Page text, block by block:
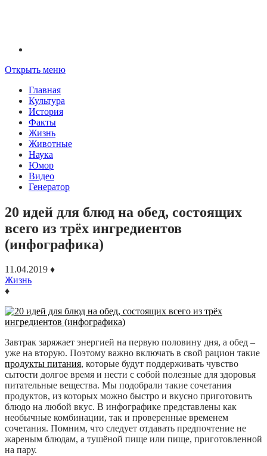
Открыть меню
Главная
Культура
История
Факты
Жизнь
Животные
Наука
Юмор
Видео
Генератор
20 идей для блюд на обед, состоящих
всего из трёх ингредиентов
(инфографика)
11.04.2019 ♦
Жизнь
♦
Завтрак заряжает энергией на первую половину дня, а обед –
уже на вторую. Поэтому важно включать в свой рацион такие
продукты питания, которые будут поддерживать чувство
сытости долгое время и нести с собой полезные для здоровья
питательные вещества. Мы подобрали такие сочетания
продуктов, из которых можно быстро и вкусно приготовить
блюдо на любой вкус. В инфографике представлены как
необычные комбинации, так и проверенные временем
сочетания. Помним, что следует отдавать предпочтение не
жареным блюдам, а тушёной пище или пище, приготовленной
на пару.